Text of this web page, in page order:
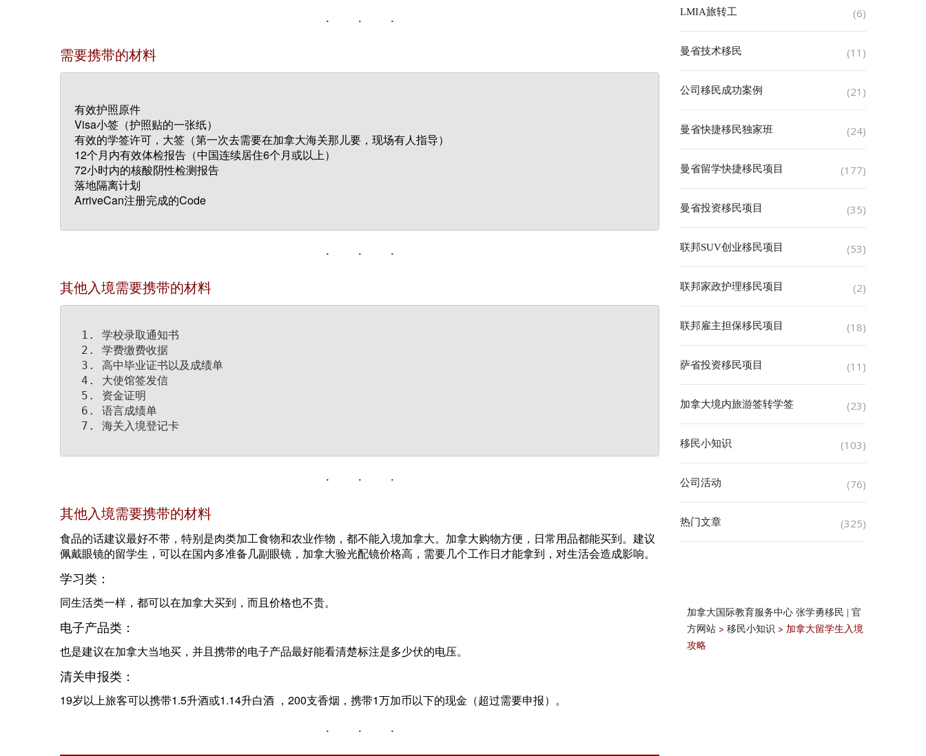
需要携带的材料
有效护照原件
Visa小签（护照贴的一张纸）
有效的学签许可，大签（第一次去需要在加拿大海关那儿要，现场有人指导）
12个月内有效体检报告（中国连续居住6个月或以上）
72小时内的核酸阴性检测报告
落地隔离计划
ArriveCan注册完成的Code
其他入境需要携带的材料
学校录取通知书
学费缴费收据
高中毕业证书以及成绩单
大使馆签发信
资金证明
语言成绩单
海关入境登记卡
其他入境需要携带的材料
食品的话建议最好不带，特别是肉类加工食物和农业作物，都不能入境加拿大。加拿大购物方便，日常用品都能买到。建议
佩戴眼镜的留学生，可以在国内多准备几副眼镜，加拿大验光配镜价格高，需要几个工作日才能拿到，对生活会造成影响。
学习类：
同生活类一样，都可以在加拿大买到，而且价格也不贵。
电子产品类：
也是建议在加拿大当地买，并且携带的电子产品最好能看清楚标注是多少伏的电压。
清关申报类：
19岁以上旅客可以携带1.5升酒或1.14升白酒 ，200支香烟，携带1万加币以下的现金（超过需要申报）。
LMIA旅转工 (6)
曼省技术移民 (11)
公司移民成功案例 (21)
曼省快捷移民独家班 (24)
曼省留学快捷移民项目 (177)
曼省投资移民项目 (35)
联邦SUV创业移民项目 (53)
联邦家政护理移民项目 (2)
联邦雇主担保移民项目 (18)
萨省投资移民项目 (11)
加拿大境内旅游签转学签 (23)
移民小知识 (103)
公司活动 (76)
热门文章 (325)
加拿大国际教育服务中心 张学勇移民 | 官
方网站 > 移民小知识 > 加拿大留学生入境
攻略